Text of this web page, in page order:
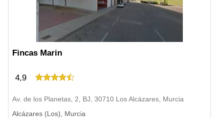
Fincas Marin
4,9
Av. de los Planetas, 2, BJ, 30710 Los Alcázares, Murcia
Alcázares (Los), Murcia